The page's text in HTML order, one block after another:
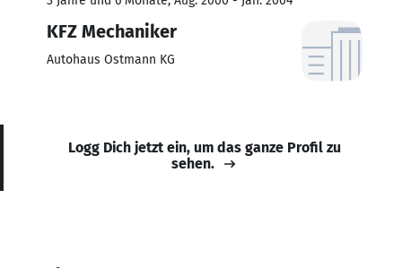
KFZ Mechaniker
Autohaus Ostmann KG
Logg Dich jetzt ein, um das ganze Profil zu
sehen.